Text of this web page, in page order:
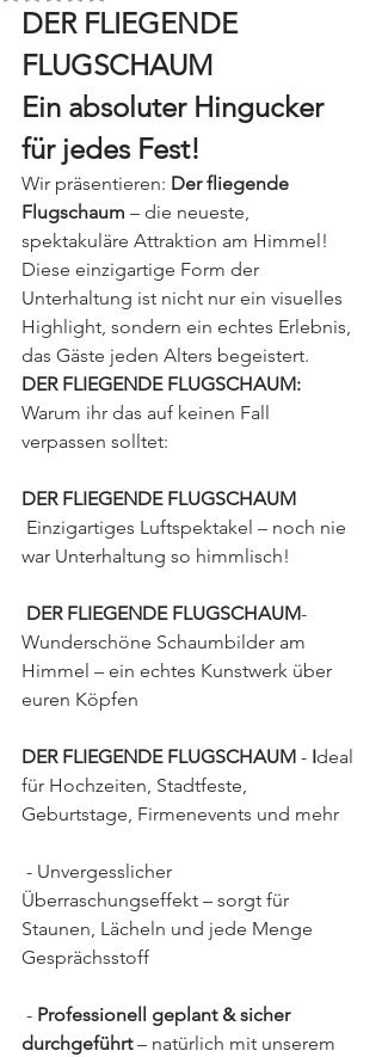
DER FLIEGENDE
FLUGSCHAUM
Ein absoluter Hingucker
für jedes Fest!
Wir präsentieren: Der fliegende
Flugschaum – die neueste,
spektakuläre Attraktion am Himmel!
Diese einzigartige Form der
Unterhaltung ist nicht nur ein visuelles
Highlight, sondern ein echtes Erlebnis,
das Gäste jeden Alters begeistert.
DER FLIEGENDE FLUGSCHAUM:
Warum ihr das auf keinen Fall
verpassen solltet:
DER FLIEGENDE FLUGSCHAUM
war Unterhaltung so himmlisch!
DER FLIEGENDE FLUGSCHAUM-
Wunderschöne Schaumbilder am
Himmel – ein echtes Kunstwerk über
euren Köpfen
DER FLIEGENDE FLUGSCHAUM - Ideal
für Hochzeiten, Stadtfeste,
Geburtstage, Firmenevents und mehr
Überraschungseffekt – sorgt für
Staunen, Lächeln und jede Menge
Gesprächsstoff
- Professionell geplant & sicher
durchgeführt – natürlich mit unserem